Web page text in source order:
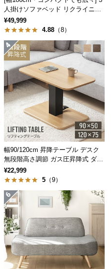
人掛けソファベッド リクライニン
グ 天然木フレーム 北欧
¥49,999
4.88 （8）
幅90/120cm 昇降テーブル デスク
無段階高さ調節 ガス圧昇降式 ダイ
ニング 高さ55~70cm
¥22,999
5 （9）